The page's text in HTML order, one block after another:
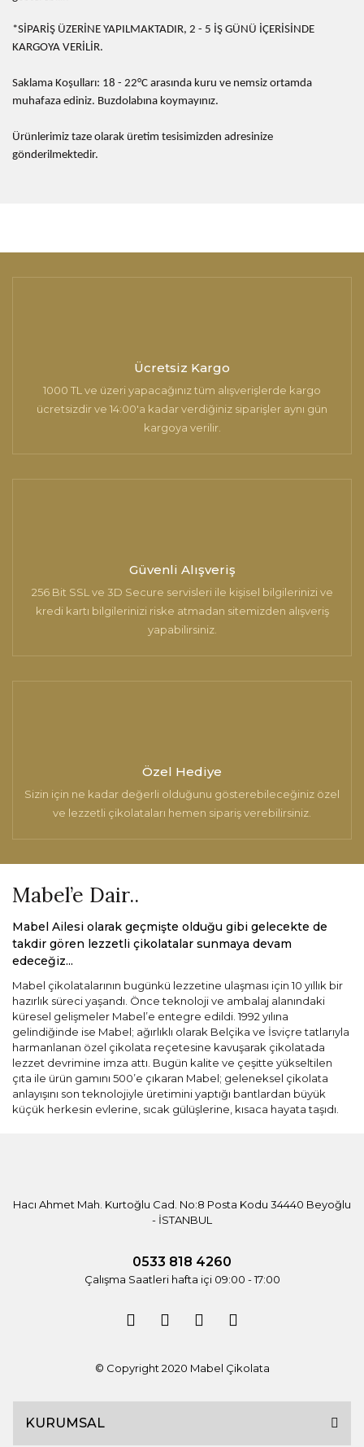
*SİPARİŞ ÜZERİNE YAPILMAKTADIR, 2 - 5 İŞ GÜNÜ İÇERİSİNDE
KARGOYA VERİLİR.
Saklama Koşulları: 18 - 22°C arasında kuru ve nemsiz ortamda
muhafaza ediniz. Buzdolabına koymayınız.
Ürünlerimiz taze olarak üretim tesisimizden adresinize
gönderilmektedir.
Bu ürüne benzer farklı alternatifler olmalı.
Ücretsiz Kargo
1000 TL ve üzeri yapacağınız tüm alışverişlerde kargo
ücretsizdir ve 14:00'a kadar verdiğiniz siparişler aynı gün
kargoya verilir.
Güvenli Alışveriş
256 Bit SSL ve 3D Secure servisleri ile kişisel bilgilerinizi ve
kredi kartı bilgilerinizi riske atmadan sitemizden alışveriş
yapabilirsiniz.
Özel Hediye
Sizin için ne kadar değerli olduğunu gösterebileceğiniz özel
ve lezzetli çikolataları hemen sipariş verebilirsiniz.
Mabel’e Dair..
Mabel Ailesi olarak geçmişte olduğu gibi gelecekte de
takdir gören lezzetli çikolatalar sunmaya devam
edeceğiz...
Mabel çikolatalarının bugünkü lezzetine ulaşması için 10 yıllık bir
hazırlık süreci yaşandı. Önce teknoloji ve ambalaj alanındaki
küresel gelişmeler Mabel’e entegre edildi. 1992 yılına
gelindiğinde ise Mabel; ağırlıklı olarak Belçika ve İsviçre tatlarıyla
harmanlanan özel çikolata reçetesine kavuşarak çikolatada
lezzet devrimine imza attı. Bugün kalite ve çeşitte yükseltilen
çıta ile ürün gamını 500’e çıkaran Mabel; geleneksel çikolata
anlayışını son teknolojiyle üretimini yaptığı bantlardan büyük
küçük herkesin evlerine, sıcak gülüşlerine, kısaca hayata taşıdı.
Hacı Ahmet Mah. Kurtoğlu Cad. No:8 Posta Kodu 34440 Beyoğlu
- İSTANBUL
0533 818 4260
Çalışma Saatleri hafta içi 09:00 - 17:00
© Copyright 2020 Mabel Çikolata
KURUMSAL